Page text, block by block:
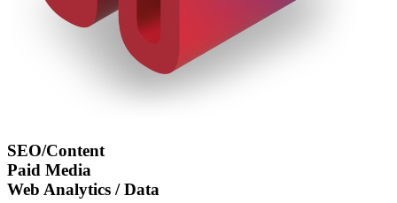
SEO/Content
Paid Media
Web Analytics / Data